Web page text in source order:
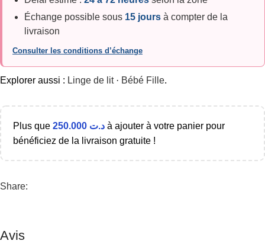
Échange possible sous 15 jours à compter de la
livraison
Consulter les conditions d’échange
Explorer aussi : Linge de lit· Bébé Fille.
Plus que د.ت à ajouter à votre panier pour
bénéficiez de la livraison gratuite !
Share:
Avis